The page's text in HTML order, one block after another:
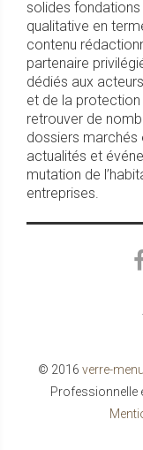
solides fondations
qualitative en
contenu
partenaire
dédiés aux
et de la
retrouver de
dossiers marchés
actualités et
mutation de
entreprises.
© 2016 verre-
Professionnelle